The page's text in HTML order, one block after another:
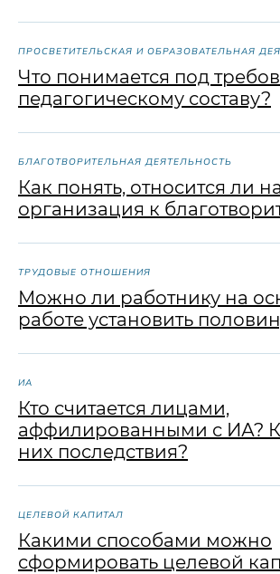
ПРОСВЕТИТЕЛЬСКАЯ И ОБРАЗОВАТЕЛЬНАЯ
Что понимается под
педагогическому составу?
БЛАГОТВОРИТЕЛЬНАЯ ДЕЯТЕЛЬНОСТЬ
Как понять, относится ли
организация к
ТРУДОВЫЕ ОТНОШЕНИЯ
Можно ли работнику на
работе установить
ИА
Кто считается лицами,
аффилированными с ИА?
них последствия?
ЦЕЛЕВОЙ КАПИТАЛ
Какими способами можно
сформировать целевой